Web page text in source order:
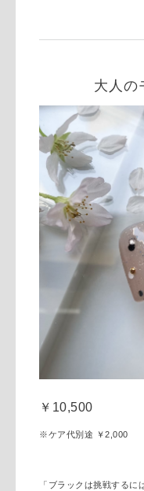
大人の
￥10,500
※ケア代別途 ￥2,000
「ブラックは挑戦する